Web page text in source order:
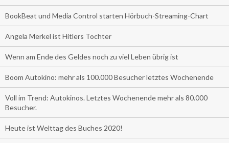
BookBeat und Media Control starten Hörbuch-Streaming-Chart
Angela Merkel ist Hitlers Tochter
Wenn am Ende des Geldes noch zu viel Leben übrig ist
Boom Autokino: mehr als 100.000 Besucher letztes Wochenende
Voll im Trend: Autokinos. Letztes Wochenende mehr als 80.000
Besucher.
Heute ist Welttag des Buches 2020!